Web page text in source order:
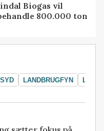
Biogas vil
800.000 ton
LANDBRUGFYN